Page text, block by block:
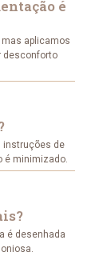
é
mas aplicamos
desconforto
instruções de
é minimizado.
é desenhada